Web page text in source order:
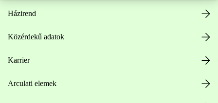
Házirend
Közérdekű adatok
Karrier
Arculati elemek